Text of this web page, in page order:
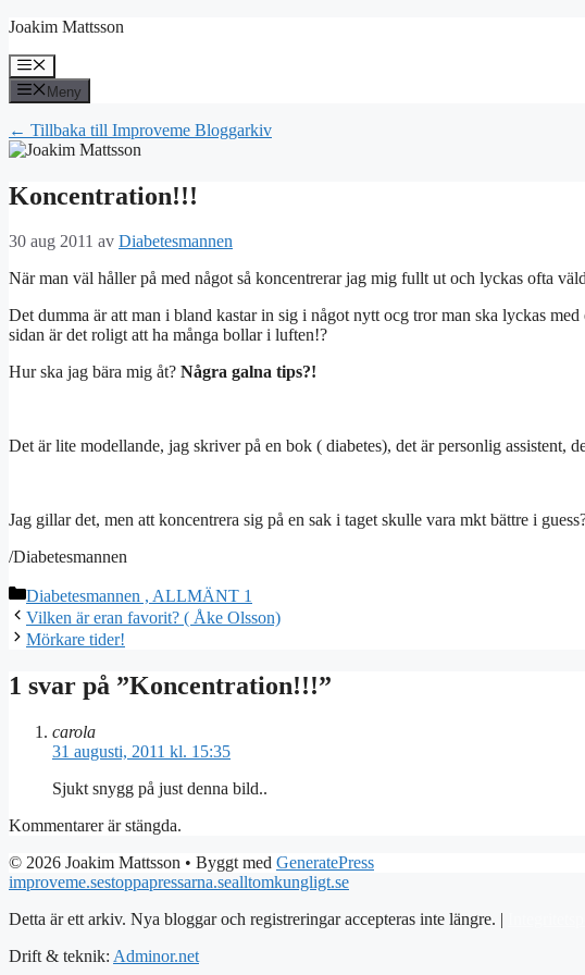
Hoppa
innehåll
Joakim Mattsson
Meny
Meny
← Tillbaka till Improveme Bloggarkiv
Koncentration!!!
30 aug 2011 av Diabetesmannen
När man väl håller på med något så koncentrerar jag mig fullt ut och lyckas ofta
Det dumma är att man i bland kastar in sig i något nytt ocg tror man ska lyckas
sidan är det roligt att ha många bollar i luften!?
Hur ska jag bära mig åt? Några galna tips?!
Det är lite modellande, jag skriver på en bok ( diabetes), det är personlig assistent,
Jag gillar det, men att koncentrera sig på en sak i taget skulle vara mkt bättre i
/Diabetesmannen
Kategorier
Diabetesmannen , ALLMÄNT 1
Vilken är eran favorit? ( Åke Olsson)
Mörkare tider!
1 svar på ”Koncentration!!!”
carola
31 augusti, 2011 kl. 15:35
Sjukt snygg på just denna bild..
Kommentarer är stängda.
© 2026 Joakim Mattsson • Byggt med GeneratePress
improveme.sestoppapressarna.sealltomkungligt.se
Detta är ett arkiv. Nya bloggar och registreringar accepteras inte längre. |
Drift & teknik: Adminor.net